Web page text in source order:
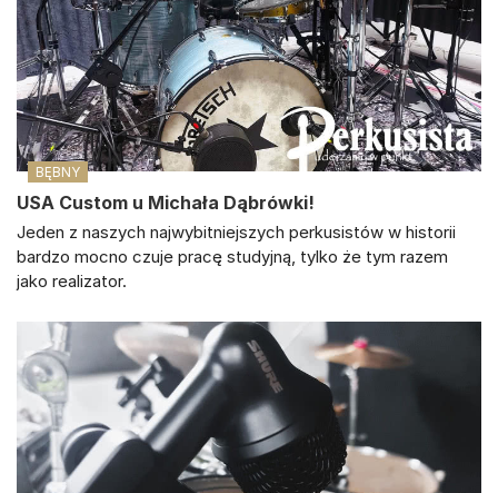
BĘBNY
USA Custom u Michała Dąbrówki!
Jeden z naszych najwybitniejszych perkusistów w historii
bardzo mocno czuje pracę studyjną, tylko że tym razem
jako realizator.